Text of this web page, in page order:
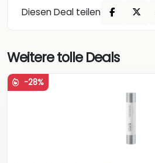
Diesen Deal teilen
Weitere tolle Deals
-28%